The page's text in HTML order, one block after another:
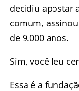
decidiu apostar
comum,
de 9.000 anos.
Sim, você leu
Essa é a